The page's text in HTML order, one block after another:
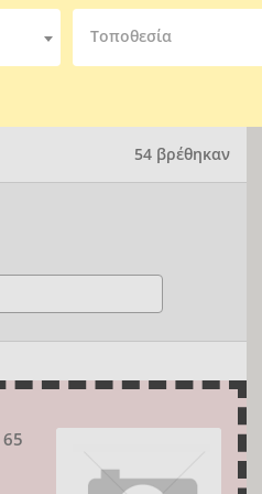
Τοποθεσία
54 βρέθηκαν